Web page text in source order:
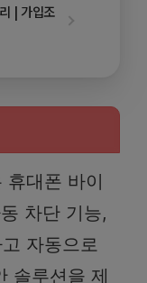
| 가입조
휴대폰 바이
차단 기능,
자동으로
솔루션을 제